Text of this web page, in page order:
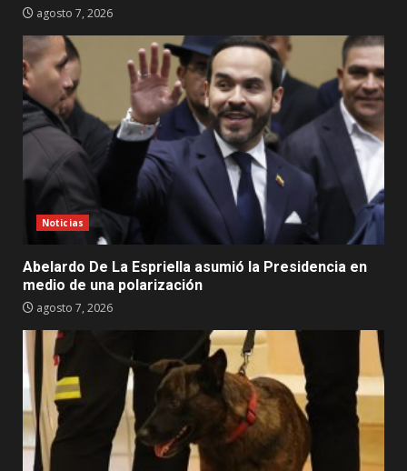
agosto 7, 2026
Noticias
Abelardo De La Espriella asumió la Presidencia en
medio de una polarización
agosto 7, 2026